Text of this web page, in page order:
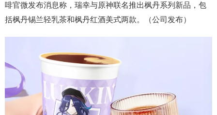
啡官微发布消息称，瑞幸与原神联名推出枫丹系列新品，包
括枫丹锡兰轻乳茶和枫丹红酒美式两款。（公司发布）